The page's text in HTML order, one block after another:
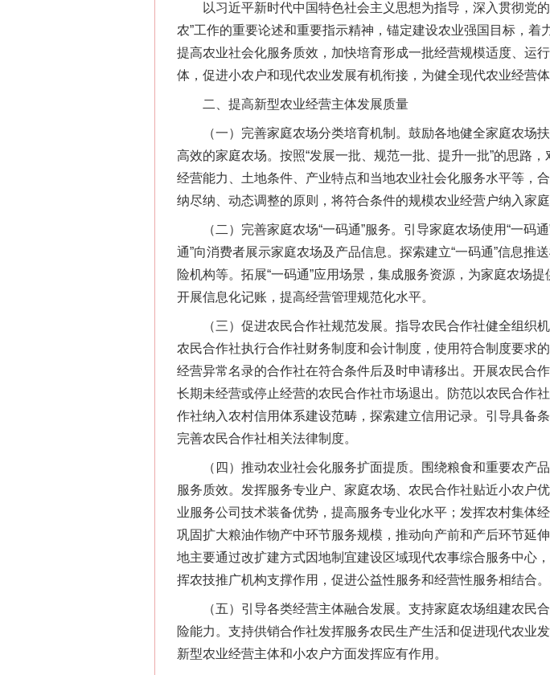
以习近平新时代中国特色社会主义思想为指导，深入贯彻党的
农”工作的重要论述和重要指示精神，锚定建设农业强国目标，
提高农业社会化服务质效，加快培育形成一批经营规模适度、运
体，促进小农户和现代农业发展有机衔接，为健全现代农业经营
二、提高新型农业经营主体发展质量
（一）完善家庭农场分类培育机制。鼓励各地健全家庭农场
高效的家庭农场。按照“发展一批、规范一批、提升一批”的思路
经营能力、土地条件、产业特点和当地农业社会化服务水平等，
纳尽纳、动态调整的原则，将符合条件的规模农业经营户纳入家
（二）完善家庭农场“一码通”服务。引导家庭农场使用“一码
通”向消费者展示家庭农场及产品信息。探索建立“一码通”信息
险机构等。拓展“一码通”应用场景，集成服务资源，为家庭农场
开展信息化记账，提高经营管理规范化水平。
（三）促进农民合作社规范发展。指导农民合作社健全组织
农民合作社执行合作社财务制度和会计制度，使用符合制度要求
经营异常名录的合作社在符合条件后及时申请移出。开展农民合
长期未经营或停止经营的农民合作社市场退出。防范以农民合作
作社纳入农村信用体系建设范畴，探索建立信用记录。引导具备
完善农民合作社相关法律制度。
（四）推动农业社会化服务扩面提质。围绕粮食和重要农产
服务质效。发挥服务专业户、家庭农场、农民合作社贴近小农户
业服务公司技术装备优势，提高服务专业化水平；发挥农村集体
巩固扩大粮油作物产中环节服务规模，推动向产前和产后环节延
地主要通过改扩建方式因地制宜建设区域现代农事综合服务中心
挥农技推广机构支撑作用，促进公益性服务和经营性服务相结合
（五）引导各类经营主体融合发展。支持家庭农场组建农民
险能力。支持供销合作社发挥服务农民生产生活和促进现代农业
新型农业经营主体和小农户方面发挥应有作用。